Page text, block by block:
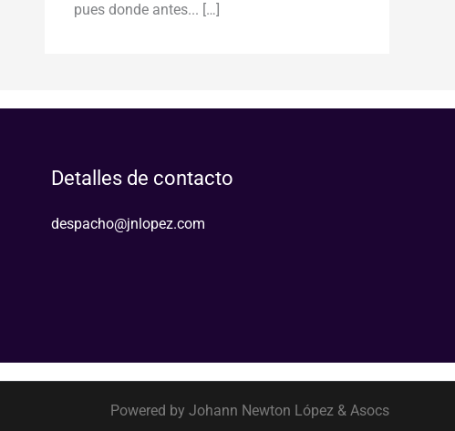
pues donde antes... […]
Detalles de contacto
despacho@jnlopez.com
Powered by Johann Newton López & Asocs